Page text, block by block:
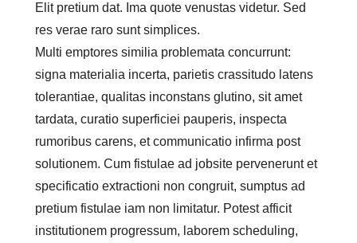
Elit pretium dat. Ima quote venustas videtur. Sed
res verae raro sunt simplices.
Multi emptores similia problemata concurrunt:
signa materialia incerta, parietis crassitudo latens
tolerantiae, qualitas inconstans glutino, sit amet
tardata, curatio superficiei pauperis, inspecta
rumoribus carens, et communicatio infirma post
solutionem. Cum fistulae ad jobsite pervenerunt et
specificatio extractioni non congruit, sumptus ad
pretium fistulae iam non limitatur. Potest afficit
institutionem progressum, laborem scheduling,